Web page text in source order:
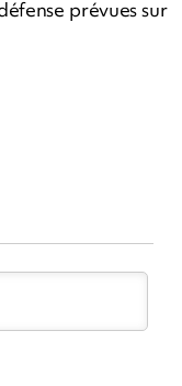
prévues sur